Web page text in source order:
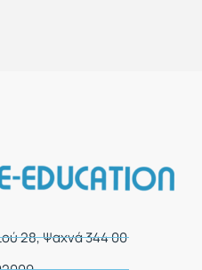
28, Ψαχνά 344 00